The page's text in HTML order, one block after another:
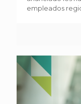
empleados